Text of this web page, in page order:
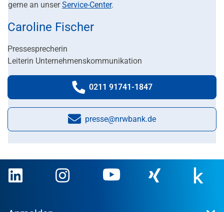
gerne an unserService-Center.
Caroline Fischer
Pressesprecherin
Leiterin Unternehmenskommunikation
Telefonnummer:
0211 91741-1847
E-Mail:
presse@nrwbank.de